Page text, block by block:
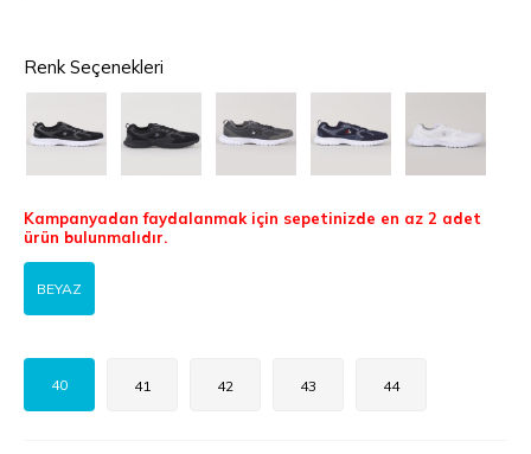
Renk Seçenekleri
Kampanyadan faydalanmak için sepetinizde en az 2 adet
ürün bulunmalıdır.
BEYAZ
40 41 42 43 44